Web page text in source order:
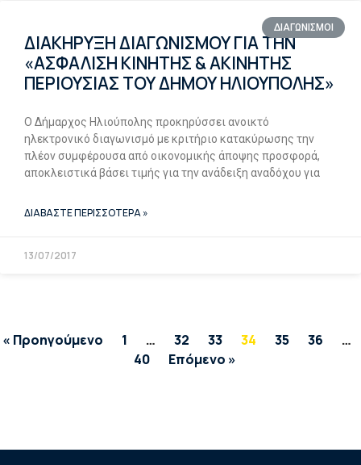
ΔΙΑΓΩΝΙΣΜΟΙ
ΔΙΑΚΗΡΥΞΗ ΔΙΑΓΩΝΙΣΜΟΥ ΓΙΑ ΤΗΝ
«ΑΣΦΑΛΙΣΗ ΚΙΝΗΤΗΣ & ΑΚΙΝΗΤΗΣ
ΠΕΡΙΟΥΣΙΑΣ ΤΟΥ ΔΗΜΟΥ ΗΛΙΟΥΠΟΛΗΣ»
Ο Δήμαρχος Ηλιούπολης προκηρύσσει ανοικτό
ηλεκτρονικό διαγωνισμό με κριτήριο κατακύρωσης την
πλέον συμφέρουσα από οικονομικής άποψης προσφορά,
αποκλειστικά βάσει τιμής για την ανάδειξη αναδόχου για
ΔΙΑΒΑΣΤΕ ΠΕΡΙΣΣΟΤΕΡΑ »
13/07/2017
« Προηγούμενο 1 … 32 33 34 35 36
…
40
Επόμενο »